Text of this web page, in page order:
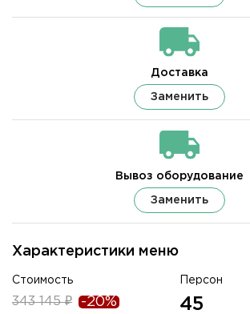
Характеристики меню
Стоимость
343 145 ₽ -20%
Персон
45
Доставка
Заменить
Вывоз оборудование
Заменить